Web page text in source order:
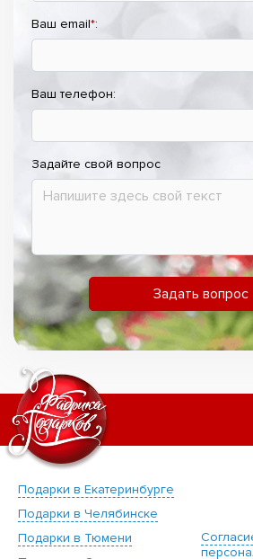
Ваш email*:
Ваш телефон:
Задайте свой вопрос
Задать вопрос
Подарки в Екатеринбурге
Подарки в Челябинске
Подарки в Тюмени